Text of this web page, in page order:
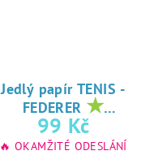
Jedlý papír TENIS -
FEDERER ★
oblíbený tisk na
jedlý papír
99 Kč
🔥 OKAMŽITÉ ODESLÁNÍ